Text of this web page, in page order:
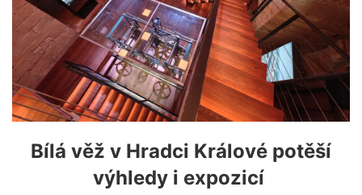
Bílá věž v Hradci Králové potěší
výhledy i expozicí